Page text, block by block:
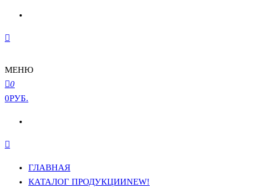
МЕНЮ
0
0РУБ.
ГЛАВНАЯ
КАТАЛОГ ПРОДУКЦИИNEW!